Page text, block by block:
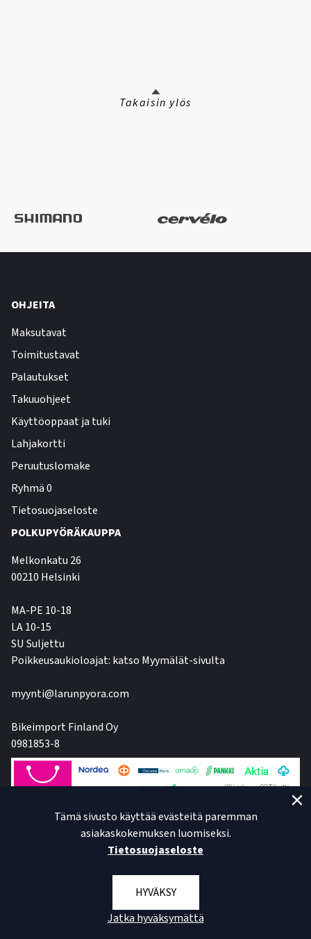
Takaisin ylös
OHJEITA
Maksutavat
Toimitustavat
Palautukset
Takuuohjeet
Käyttöoppaat ja tuki
Lahjakortti
Peruutuslomake
Ryhmä 0
Tietosuojaseloste
POLKUPYÖRÄKAUPPA
Melkonkatu 26
00210 Helsinki
MA-PE 10-18
LA 10-15
SU Suljettu
Poikkeusaukioloajat: katso Myymälät-sivulta
myynti@larunpyora.com
Bikeimport Finland Oy
0981853-8
Tämä sivusto käyttää evästeitä paremman
asiakaskokemuksen luomiseksi.
Tietosuojaseloste
HYVÄKSY
Jatka hyväksymättä